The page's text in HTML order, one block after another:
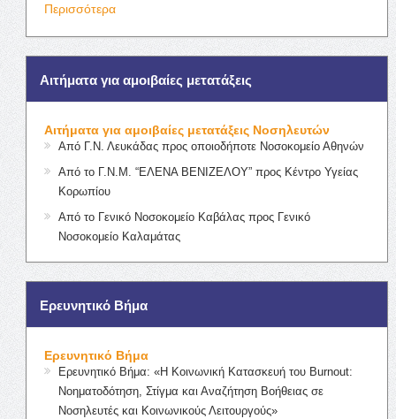
Περισσότερα
Αιτήματα για αμοιβαίες μετατάξεις
Αιτήματα για αμοιβαίες μετατάξεις Νοσηλευτών
Από Γ.Ν. Λευκάδας προς οποιοδήποτε Νοσοκομείο Αθηνών
Από το Γ.Ν.Μ. “ΕΛΕΝΑ ΒΕΝΙΖΕΛΟΥ” προς Κέντρο Υγείας
Κορωπίου
Από το Γενικό Νοσοκομείο Καβάλας προς Γενικό
Νοσοκομείο Καλαμάτας
Ερευνητικό Βήμα
Ερευνητικό Βήμα
Ερευνητικό Βήμα: «Η Κοινωνική Κατασκευή του Burnout:
Νοηματοδότηση, Στίγμα και Αναζήτηση Βοήθειας σε
Νοσηλευτές και Κοινωνικούς Λειτουργούς»